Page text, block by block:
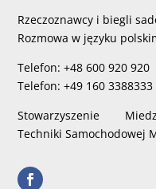
Rzeczoznawcy i biegli
Rozmowa w języku
Telefon: +48 600 920 920
Telefon: +49 160 3388333
Stowarzyszenie
Techniki Samochodowej